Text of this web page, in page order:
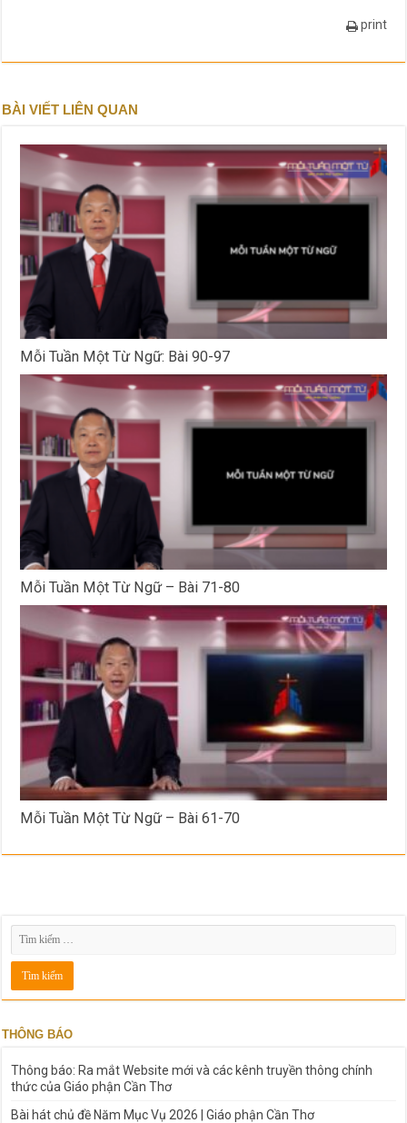
print
BÀI VIẾT LIÊN QUAN
Mỗi Tuần Một Từ Ngữ: Bài 90-97
Mỗi Tuần Một Từ Ngữ – Bài 71-80
Mỗi Tuần Một Từ Ngữ – Bài 61-70
THÔNG BÁO
Thông báo: Ra mắt Website mới và các kênh truyền thông chính
thức của Giáo phận Cần Thơ
Bài hát chủ đề Năm Mục Vụ 2026 | Giáo phận Cần Thơ